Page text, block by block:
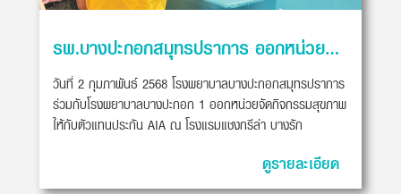
รพ.บางปะกอกสมุทรปราการ ออกหน่วยจัดกิจกรรมสุขภาพให้กับตัวแทนประกัน AIA
วันที่ 2 กุมภาพันธ์ 2568 โรงพยาบาลบางปะกอกสมุทรปราการ
ร่วมกับโรงพยาบาลบางปะกอก 1 ออกหน่วยจัดกิจกรรมสุขภาพ
ให้กับตัวแทนประกัน AIA ณ โรงแรมแชงกรีล่า บางรัก
ดูรายละเอียด